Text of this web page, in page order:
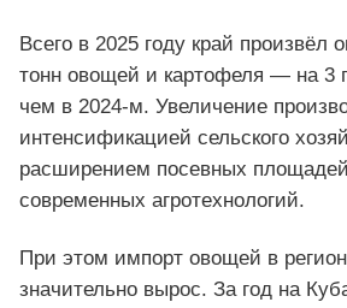
Всего в 2025 году край произвёл
тонн овощей и картофеля — на 3
чем в 2024-м. Увеличение
интенсификацией сельского
расширением посевных
современных агротехнологий.
При этом импорт овощей в
значительно вырос. За год на